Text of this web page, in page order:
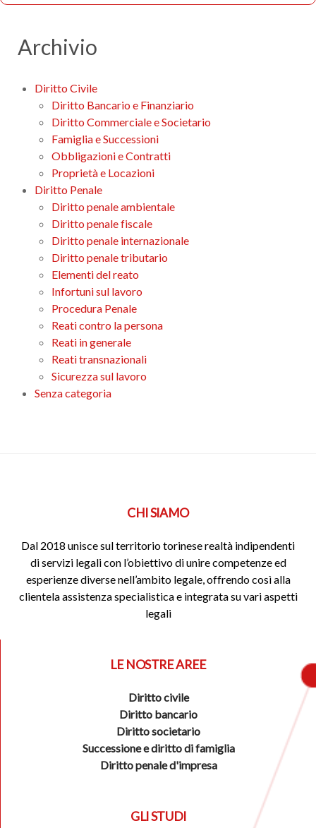
Archivio
Diritto Civile
Diritto Bancario e Finanziario
Diritto Commerciale e Societario
Famiglia e Successioni
Obbligazioni e Contratti
Proprietà e Locazioni
Diritto Penale
Diritto penale ambientale
Diritto penale fiscale
Diritto penale internazionale
Diritto penale tributario
Elementi del reato
Infortuni sul lavoro
Procedura Penale
Reati contro la persona
Reati in generale
Reati transnazionali
Sicurezza sul lavoro
Senza categoria
CHI SIAMO
Dal 2018 unisce sul territorio torinese realtà indipendenti
di servizi legali con l’obiettivo di unire competenze ed
esperienze diverse nell’ambito legale, offrendo così alla
clientela assistenza specialistica e integrata su vari aspetti
legali
LE NOSTRE AREE
Diritto civile
Diritto bancario
Diritto societario
Successione e diritto di famiglia
Diritto penale d'impresa
GLI STUDI